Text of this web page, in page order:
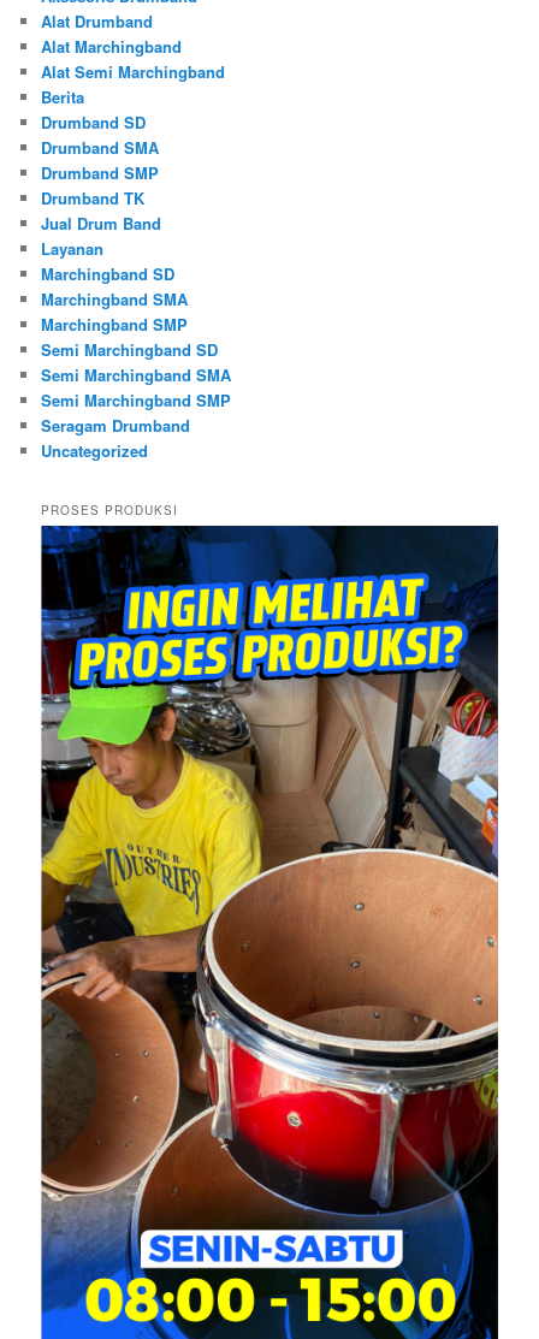
Alat Drumband
Alat Marchingband
Alat Semi Marchingband
Berita
Drumband SD
Drumband SMA
Drumband SMP
Drumband TK
Jual Drum Band
Layanan
Marchingband SD
Marchingband SMA
Marchingband SMP
Semi Marchingband SD
Semi Marchingband SMA
Semi Marchingband SMP
Seragam Drumband
Uncategorized
PROSES PRODUKSI